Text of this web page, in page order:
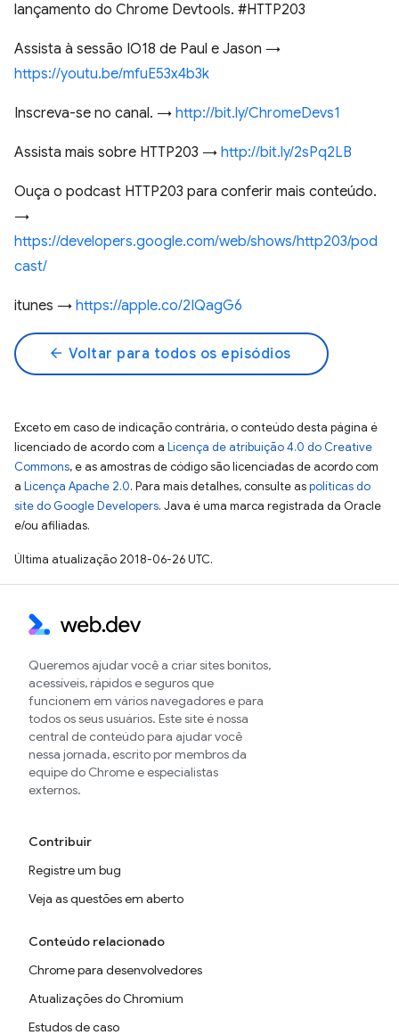
lançamento do Chrome Devtools. #HTTP203
Assista à sessão IO18 de Paul e Jason →
https://youtu.be/mfuE53x4b3k
Inscreva-se no canal. → http://bit.ly/ChromeDevs1
Assista mais sobre HTTP203 → http://bit.ly/2sPq2LB
Ouça o podcast HTTP203 para conferir mais conteúdo.
→
https://developers.google.com/web/shows/http203/pod
cast/
itunes → https://apple.co/2IQagG6
arrow_back Voltar para todos os episódios
Exceto em caso de indicação contrária, o conteúdo desta página é
licenciado de acordo com a Licença de atribuição 4.0 do Creative
Commons, e as amostras de código são licenciadas de acordo com
a Licença Apache 2.0. Para mais detalhes, consulte aspolíticas do
site do Google Developers. Java é uma marca registrada da Oracle
e/ou afiliadas.
Última atualização 2018-06-26 UTC.
Queremos ajudar você a criar sites bonitos,
acessíveis, rápidos e seguros que
funcionem em vários navegadores e para
todos os seus usuários. Este site é nossa
central de conteúdo para ajudar você
nessa jornada, escrito por membros da
equipe do Chrome e especialistas
externos.
Contribuir
Registre um bug
Veja as questões em aberto
Conteúdo relacionado
Chrome para desenvolvedores
Atualizações do Chromium
Estudos de caso